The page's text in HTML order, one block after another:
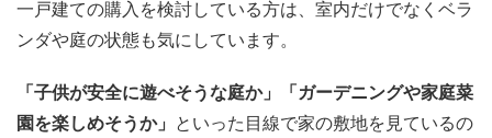
一戸建ての購入を検討している方は、室内だけでなくベラ
ンダや庭の状態も気にしています。
「子供が安全に遊べそうな庭か」「ガーデニングや家庭菜
園を楽しめそうか」
といった目線で家の敷地を見ているの